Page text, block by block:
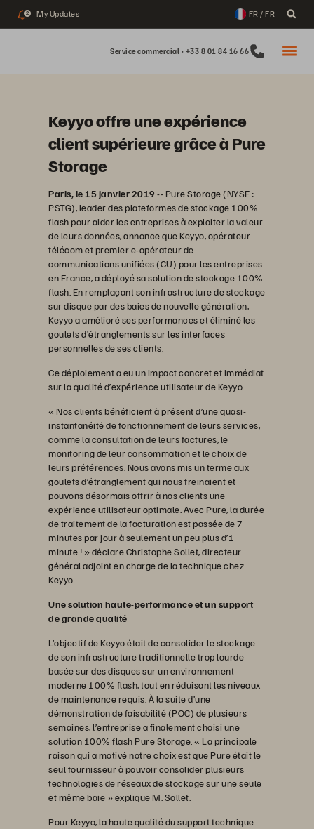
2 My Updates FR / FR
Service commercial : +33 8 01 84 16 66
Keyyo offre une expérience
client supérieure grâce à Pure
Storage
Paris, le 15 janvier 2019 -- Pure Storage (NYSE :
PSTG), leader des plateformes de stockage 100%
flash pour aider les entreprises à exploiter la valeur
de leurs données, annonce que Keyyo, opérateur
télécom et premier e-opérateur de
communications unifiées (CU) pour les entreprises
en France, a déployé sa solution de stockage 100%
flash. En remplaçant son infrastructure de stockage
sur disque par des baies de nouvelle génération,
Keyyo a amélioré ses performances et éliminé les
goulets d’étranglements sur les interfaces
personnelles de ses clients.
Ce déploiement a eu un impact concret et immédiat
sur la qualité d’expérience utilisateur de Keyyo.
« Nos clients bénéficient à présent d’une quasi-
instantanéité de fonctionnement de leurs services,
comme la consultation de leurs factures, le
monitoring de leur consommation et le choix de
leurs préférences. Nous avons mis un terme aux
goulets d’étranglement qui nous freinaient et
pouvons désormais offrir à nos clients une
expérience utilisateur optimale. Avec Pure, la durée
de traitement de la facturation est passée de 7
minutes par jour à seulement un peu plus d’1
minute ! » déclare Christophe Sollet, directeur
général adjoint en charge de la technique chez
Keyyo.
Une solution haute-performance et un support
de grande qualité
L’objectif de Keyyo était de consolider le stockage
de son infrastructure traditionnelle trop lourde
basée sur des disques sur un environnement
moderne 100% flash, tout en réduisant les niveaux
de maintenance requis. À la suite d’une
démonstration de faisabilité (POC) de plusieurs
semaines, l’entreprise a finalement choisi une
solution 100% flash Pure Storage. « La principale
raison qui a motivé notre choix est que Pure était le
seul fournisseur à pouvoir consolider plusieurs
technologies de réseaux de stockage sur une seule
et même baie » explique M. Sollet.
Pour Keyyo, la haute qualité du support technique